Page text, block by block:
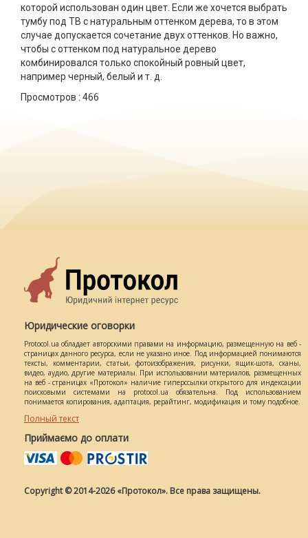
которой использован один цвет. Если же хочется выбрать
тумбу под ТВ с натуральным оттенком дерева, то в этом
случае допускается сочетание двух оттенков. Но важно,
чтобы с оттенком под натуральное дерево
комбинировался только спокойный ровный цвет,
например черный, белый и т. д.
Просмотров : 466
Юридические оговорки
Protocol.ua обладает авторскими правами на информацию, размещенную на веб -
страницах данного ресурса, если не указано иное. Под информацией понимаются
тексты, комментарии, статьи, фотоизображения, рисунки, ящик-шота, сканы,
видео, аудио, другие материалы. При использовании материалов, размещенных
на веб - страницах «Протокол» наличие гиперссылки открытого для индексации
поисковыми системами на protocol.ua обязательна. Под использованием
понимается копирования, адаптация, рерайтинг, модификация и тому подобное.
Полный текст
Приймаємо до оплати
Copyright © 2014-2026 «Протокол». Все права защищены.